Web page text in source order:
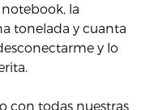
la
tonelada y cuanta
y lo
con todas nuestras